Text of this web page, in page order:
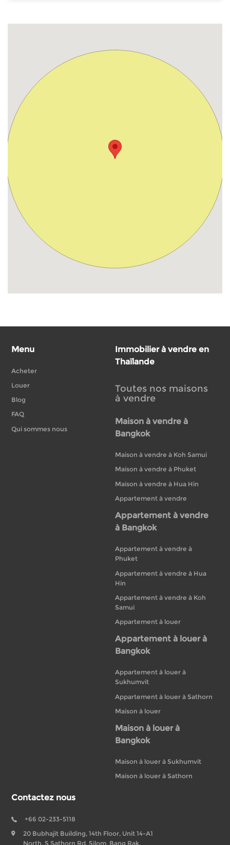
Menu
Acheter
Louer
Blog
FAQ
Qui sommes nous
Immobilier à vendre en
Thaïlande
Toutes nos maisons
à vendre
Maison à vendre à
Bangkok
Maison à vendre à Koh Samui
Maison à vendre à Phuket
Maison à vendre à Hua Hin
Appartement à vendre
Appartement à vendre
à Bangkok
Appartement à vendre à
Phuket
Appartement à vendre à Hua
Hin
Appartement à vendre à Koh
Samui
Appartement à louer
Appartement à louer à
Bangkok
Appartement à louer à
Sukhumvit
Appartement à louer à Sathorn
Maison à louer
Maison à louer à
Bangkok
Maison à louer à Sukhumvit
Maison à louer à Sathorn
Contactez nous
+66 02-233-5118
20 Bubhajit Building, 14th Floor, Unit 14-A1
North, S Sathorn Rd, Silom, Bang Rak,